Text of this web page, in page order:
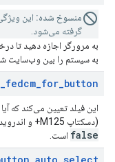
منسوخ شده: این
گرفته می‌شود.
به مرورگر اجازه دهید تا
به سیستم را بین وب‌سایت
_fedcm_for_button
(دسکتاپ M125+ و اندروید M128+) استفاده شود یا خیر. مقدار پیش‌فرض
false است.